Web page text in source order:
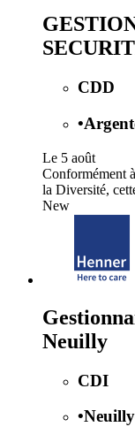
CDD
•
Le 5 août
Conformément
la Diversité,
New
Neuilly
CDI
•